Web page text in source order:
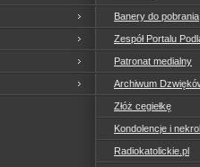
Banery do pobrania
Zespół Portalu
Patronat medialny
Archiwum
Złóż cegiełkę
Kondolencje i
Radiokatolickie.pl